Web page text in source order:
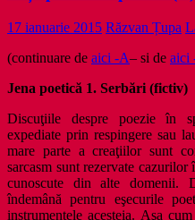
17 ianuarie 2015 Răzvan Țupa
(continuare de aici -A– si de aici
Jena poetică 1. Serbări (fictiv)
Discuţiile despre poezie în
expediate prin respingere sau
mare parte a creaţiilor sunt
sarcasm sunt rezervate
cunoscute din alte domenii.
îndemână pentru eşecurile
instrumentele acesteia. Aşa